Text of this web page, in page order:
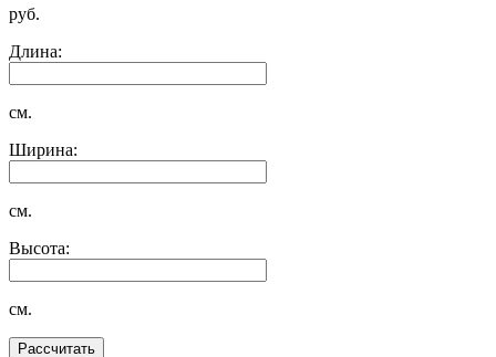
руб.
Длина:
см.
Ширина:
см.
Высота:
см.